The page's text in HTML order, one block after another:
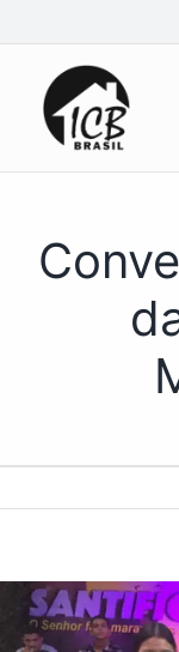
para
conteúdo